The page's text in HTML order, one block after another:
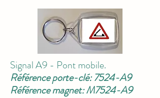
Signal A9 - Pont mobile.
Référence porte-clé: 7524-A9
Référence magnet: M7524-A9